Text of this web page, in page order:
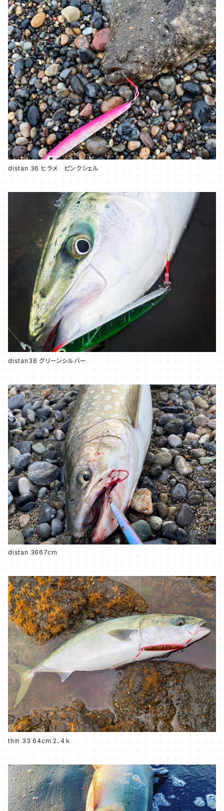
distan 36 ヒラメ ピンクシェル
distan36 グリーンシルバー
distan 3667cm
thin 33 64cm 2､4ｋ